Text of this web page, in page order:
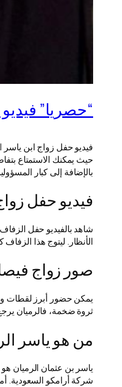
“حصريا” فيديو
حيث يمكنك الاستمتاع
بالإضافة إلى كبار
فيديو حفل
شاهد بالفيديو حفل
الأنظار. ليتوج هذا
صور زواج
يمكن حضور أبرز لقطات
ثروة ضخمة، فالرميان
من هو ياسر
ياسر بن عثمان الرميان
شركة أرامكو السعودية.